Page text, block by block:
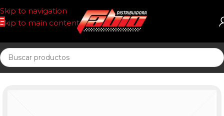
Skip to navigation
Skip to main content
Inicio CARTUCHOS COMBUSTIBLE